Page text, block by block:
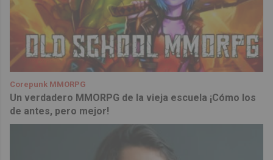
Corepunk MMORPG
Un verdadero MMORPG de la vieja escuela ¡Cómo los
de antes, pero mejor!